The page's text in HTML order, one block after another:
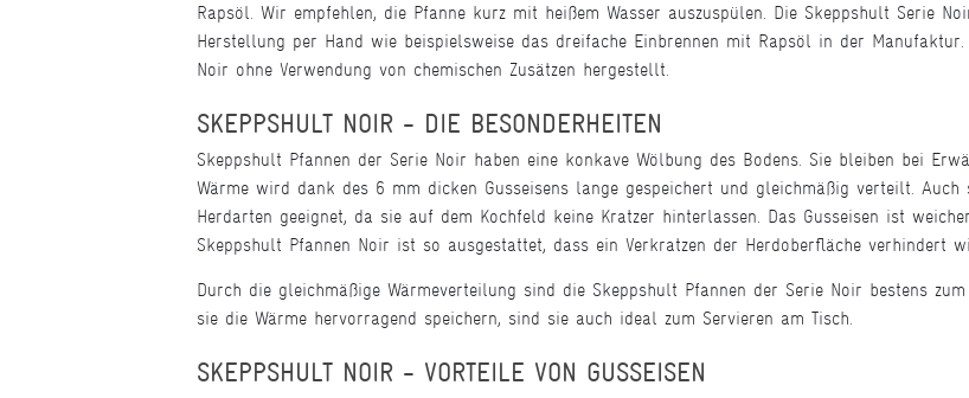
Rapsöl. Wir empfehlen, die Pfanne kurz mit heißem Wasser auszuspülen. Die Skeppshult Serie
Herstellung per Hand wie beispielsweise das dreifache Einbrennen mit Rapsöl in der
Noir ohne Verwendung von chemischen Zusätzen hergestellt.
SKEPPSHULT NOIR - DIE BESONDERHEITEN
Skeppshult Pfannen der Serie Noir haben eine konkave Wölbung des Bodens. Sie bleiben bei
Wärme wird dank des 6 mm dicken Gusseisens lange gespeichert und gleichmäßig verteilt.
Herdarten geeignet, da sie auf dem Kochfeld keine Kratzer hinterlassen. Das Gusseisen ist
Skeppshult Pfannen Noir ist so ausgestattet, dass ein Verkratzen der Herdoberfläche verhindert
Durch die gleichmäßige Wärmeverteilung sind die Skeppshult Pfannen der Serie Noir bestens
sie die Wärme hervorragend speichern, sind sie auch ideal zum Servieren am Tisch.
SKEPPSHULT NOIR - VORTEILE VON GUSSEISEN